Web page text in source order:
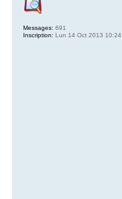
Messages: 691
Inscription: Lun 14 Oct 2013 10:24